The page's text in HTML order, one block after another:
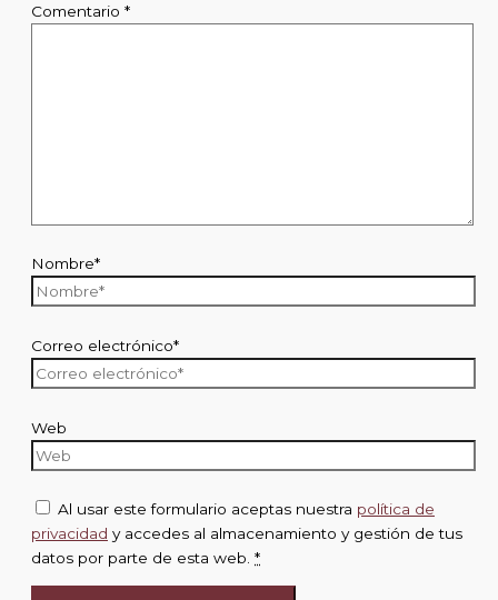
Comentario *
Nombre*
Correo electrónico*
Web
Al usar este formulario aceptas nuestra política de
privacidad y accedes al almacenamiento y gestión de tus
datos por parte de esta web. *